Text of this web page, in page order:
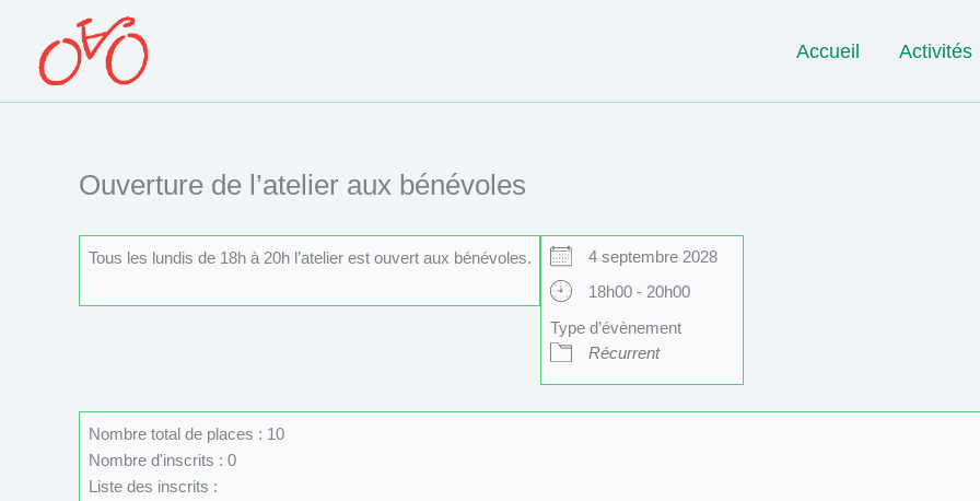
contenu
Accueil Activités
Ouverture de l’atelier aux bénévoles
Tous les lundis de 18h à 20h l’atelier est ouvert aux bénévoles.
4 septembre 2028
18h00 - 20h00
Type d’évènement
Récurrent
Nombre total de places : 10
Nombre d'inscrits : 0
Liste des inscrits :